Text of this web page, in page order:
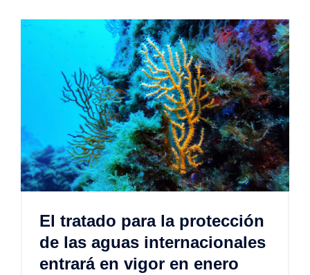
El tratado para la protección
de las aguas internacionales
entrará en vigor en enero